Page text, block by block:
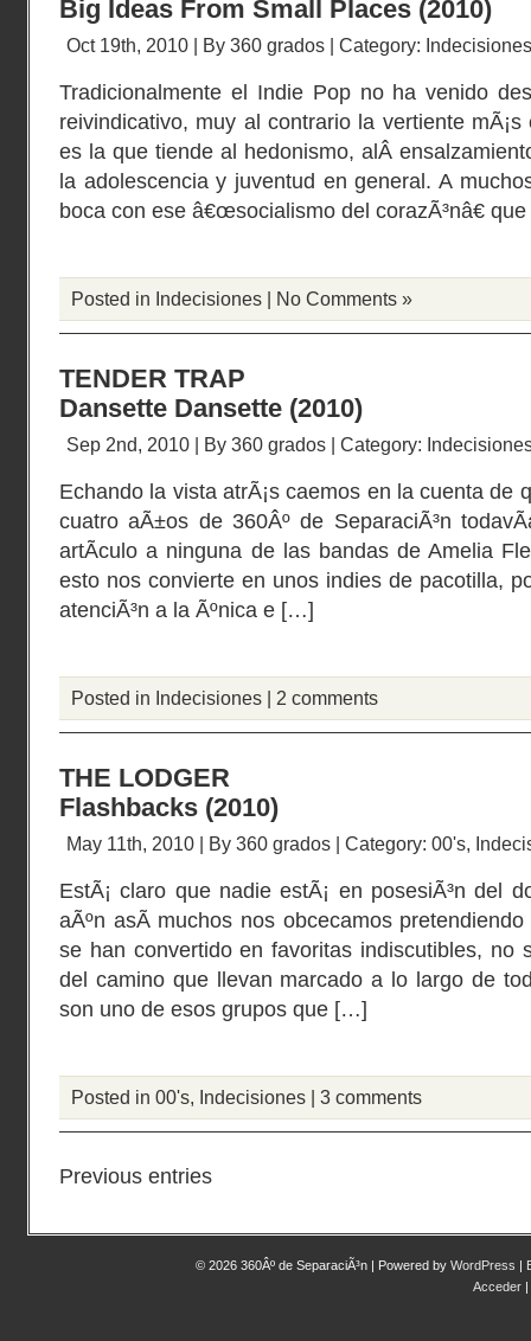
Big Ideas From Small Places (2010)
Oct 19th, 2010 | By 360 grados | Category: Indecisiones
Tradicionalmente el Indie Pop no ha venido
reivindicativo, muy al contrario la vertiente
es la que tiende al hedonismo, alÂ
la adolescencia y juventud en general. A
boca con ese â€œsocialismo del corazÃ³nâ€
Posted in Indecisiones | No Comments »
TENDER TRAP
Dansette Dansette (2010)
Sep 2nd, 2010 | By 360 grados | Category:
Echando la vista atrÃ¡s caemos en la cuenta de
cuatro aÃ±os de 360Âº de SeparaciÃ³n
artÃ­culo a ninguna de las bandas de Amelia
esto nos convierte en unos indies de pacotilla,
atenciÃ³n a la Ãºnica e […]
Posted in Indecisiones | 2 comments
THE LODGER
Flashbacks (2010)
May 11th, 2010 | By 360 grados | Category: 00's,
EstÃ¡ claro que nadie estÃ¡ en posesiÃ³n del
aÃºn asÃ­ muchos nos obcecamos
se han convertido en favoritas indiscutibles, no
del camino que llevan marcado a lo largo de
son uno de esos grupos que […]
Posted in 00's, Indecisiones | 3 comments
Previous entries
© 2026 360Âº de SeparaciÃ³n | Powered by WordPress |
Acceder